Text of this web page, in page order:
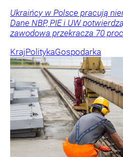
Ukraińcy w Polsce pracują
Dane NBP, PIE i UW
zawodowa przekracza 70
KrajPolitykaGospodarka